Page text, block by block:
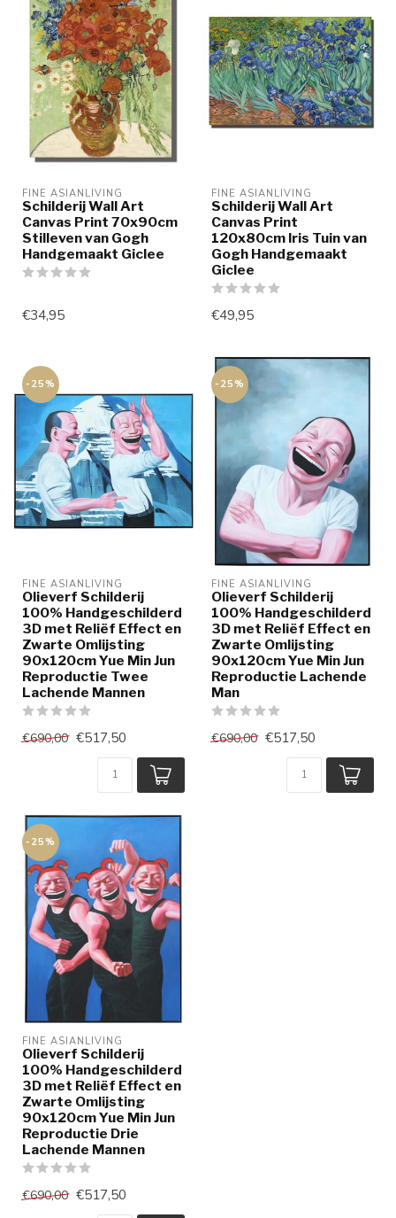
FINE ASIANLIVING
Schilderij Wall Art
Canvas Print 70x90cm
Stilleven van Gogh
Handgemaakt Giclee
€34,95
FINE ASIANLIVING
Schilderij Wall Art
Canvas Print
120x80cm Iris Tuin van
Gogh Handgemaakt
Giclee
€49,95
-25%
FINE ASIANLIVING
Olieverf Schilderij
100% Handgeschilderd
3D met Reliëf Effect en
Zwarte Omlijsting
90x120cm Yue Min Jun
Reproductie Twee
Lachende Mannen
€690,00 €517,50
-25%
FINE ASIANLIVING
Olieverf Schilderij
100% Handgeschilderd
3D met Reliëf Effect en
Zwarte Omlijsting
90x120cm Yue Min Jun
Reproductie Lachende
Man
€690,00 €517,50
-25%
FINE ASIANLIVING
Olieverf Schilderij
100% Handgeschilderd
3D met Reliëf Effect en
Zwarte Omlijsting
90x120cm Yue Min Jun
Reproductie Drie
Lachende Mannen
€690,00 €517,50